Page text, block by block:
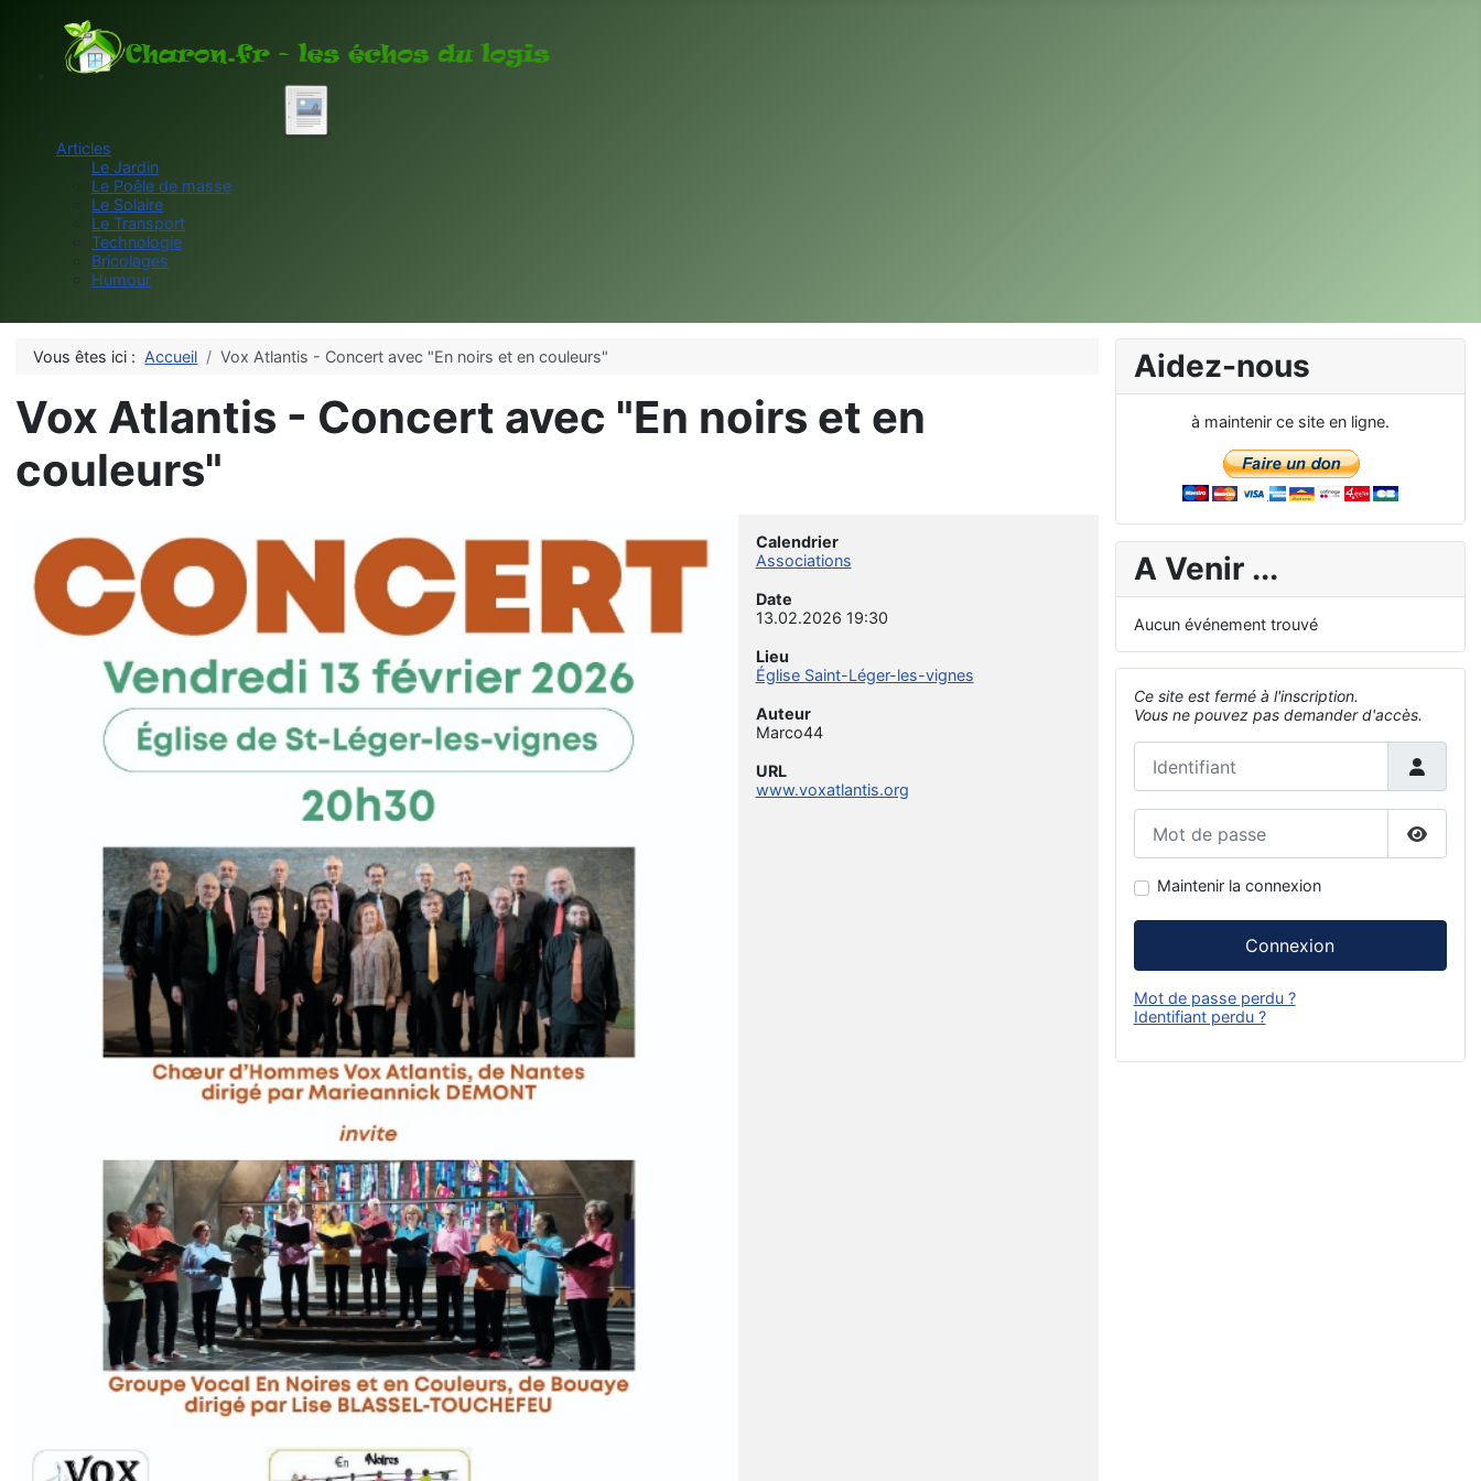
Articles
Le Jardin
Le Poêle de masse
Le Solaire
Le Transport
Technologie
Bricolages
Humour
Vous êtes ici : Accueil Vox Atlantis - Concert avec "En noirs et en couleurs"
Vox Atlantis - Concert avec "En noirs et en
couleurs"
Calendrier
Associations
Date
13.02.2026 19:30
Lieu
Église Saint-Léger-les-vignes
Auteur
Marco44
URL
www.voxatlantis.org
Aidez-nous
à maintenir ce site en ligne.
A Venir ...
Aucun événement trouvé
Ce site est fermé à l'inscription.
Vous ne pouvez pas demander d'accès.
Identifiant
Mot de passe
Maintenir la connexion
Connexion
Mot de passe perdu ?
Identifiant perdu ?